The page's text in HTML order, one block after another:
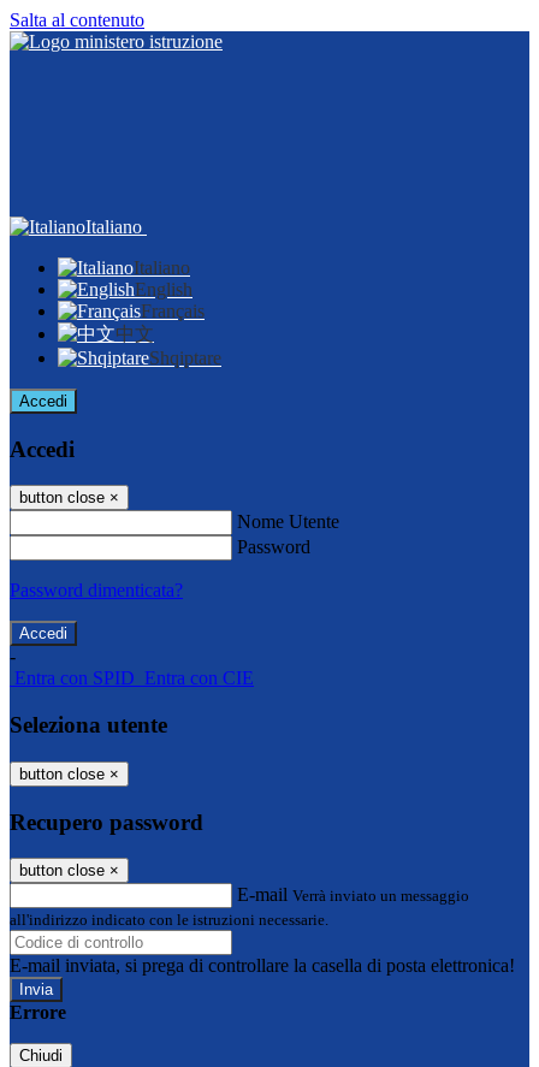
Salta al contenuto
Italiano
Italiano
English
Français
中文
Shqiptare
Accedi
Accedi
button close ×
Nome Utente
Password
Password dimenticata?
-
Entra con SPID Entra con CIE
Seleziona utente
button close ×
Recupero password
button close ×
E-mail Verrà inviato un messaggio
all'indirizzo indicato con le istruzioni necessarie.
E-mail inviata, si prega di controllare la casella di posta elettronica!
Errore
Chiudi